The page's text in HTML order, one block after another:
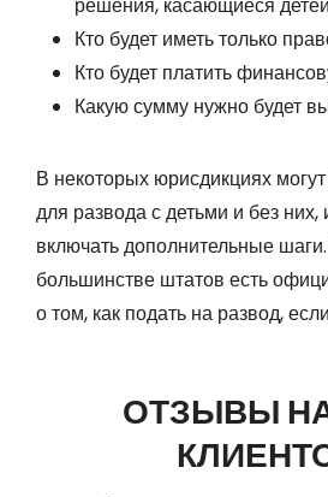
решения, касающиеся
Кто будет иметь только
Кто будет платить
Какую сумму нужно будет
В некоторых юрисдикциях
для развода с детьми и без
включать дополнительные
большинстве штатов есть
о том, как подать на развод,
ОТЗЫВЫ